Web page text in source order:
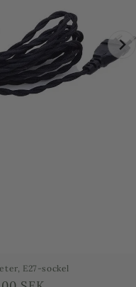
Växtarmatur till